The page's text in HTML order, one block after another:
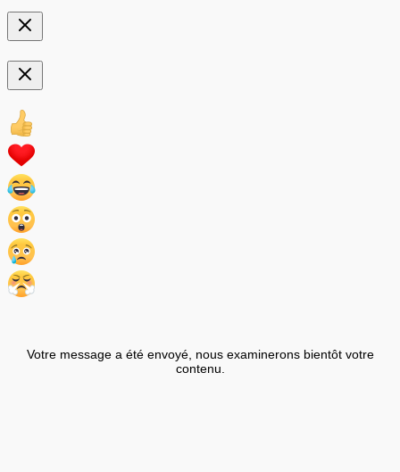
Votre message a été envoyé, nous examinerons bientôt votre
contenu.